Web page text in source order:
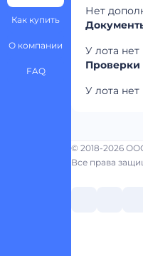
Как купить
О компании
FAQ
Нет
У лота
Проверки
У лота
© 2018-2026
Все права